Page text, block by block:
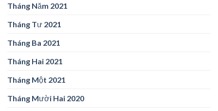
Tháng Năm 2021
Tháng Tư 2021
Tháng Ba 2021
Tháng Hai 2021
Tháng Một 2021
Tháng Mười Hai 2020